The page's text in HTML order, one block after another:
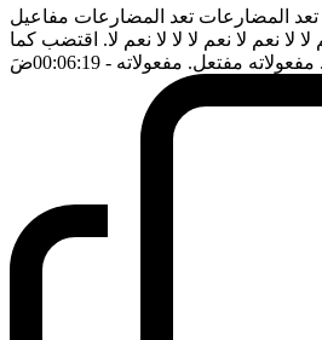
لا تعد المضارعات تعد المضارعات مفاعيل
لا نعم لا نعم لا لا لا نعم لا. اقتضب كما
مفتعل. مفعولاته - 00:06:19 ضَ